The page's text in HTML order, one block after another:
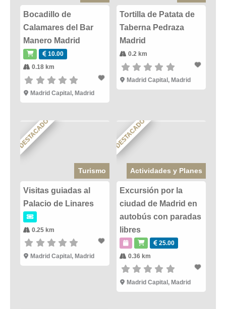
Bocadillo de
Calamares del Bar
Manero Madrid
10.00
0.18 km
Madrid Capital, Madrid
Tortilla de Patata de
Taberna Pedraza
Madrid
0.2 km
Madrid Capital, Madrid
DESTACADO
Turismo
Visitas guiadas al
Palacio de Linares
0.25 km
Madrid Capital, Madrid
DESTACADO
Actividades y Planes
Excursión por la
ciudad de Madrid en
autobús con paradas
libres
25.00
0.36 km
Madrid Capital, Madrid